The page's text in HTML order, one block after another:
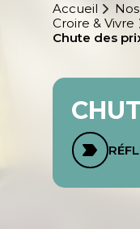
Accueil
Croire & Vivre
Chute des